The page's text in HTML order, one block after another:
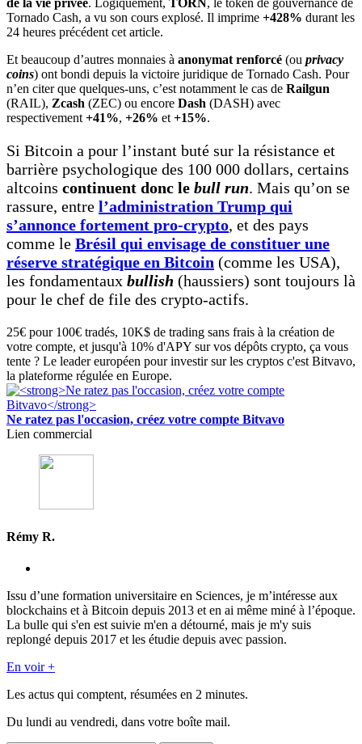
Tornado Cash, a vu son cours explosé. Il imprime +428% durant les
24 heures précédent cet article.
Et beaucoup d’autres monnaies à anonymat renforcé (ou privacy
coins) ont bondi depuis la victoire juridique de Tornado Cash. Pour
n’en citer que quelques-uns, c’est notamment le cas de Railgun
(RAIL), Zcash (ZEC) ou encore Dash (DASH) avec
respectivement +41%, +26% et +15%.
Si Bitcoin a pour l’instant buté sur la résistance et
barrière psychologique des 100 000 dollars, certains
altcoins continuent donc le bull run. Mais qu’on se
rassure, entre l’administration Trump qui
s’annonce fortement pro-crypto, et des pays
comme le Brésil qui envisage de constituer une
réserve stratégique en Bitcoin (comme les USA),
les fondamentaux bullish (haussiers) sont toujours là
pour le chef de file des crypto-actifs.
25€ pour 100€ tradés, 10K$ de trading sans frais à la création de
votre compte, et jusqu'à 10% d'APY sur vos dépôts crypto, ça vous
tente ? Le leader européen pour investir sur les cryptos c'est Bitvavo,
la plateforme régulée en Europe.
Ne ratez pas l'occasion, créez votre compte Bitvavo
Lien commercial
Rémy R.
Issu d’une formation universitaire en Sciences, je m’intéresse aux
blockchains et à Bitcoin depuis 2013 et en ai même miné à l’époque.
La bulle qui s'en est suivie m'en a détourné, mais je m'y suis
replongé depuis 2017 et les étudie depuis avec passion.
En voir +
Les actus qui comptent, résumées en 2 minutes.
Du lundi au vendredi, dans votre boîte mail.